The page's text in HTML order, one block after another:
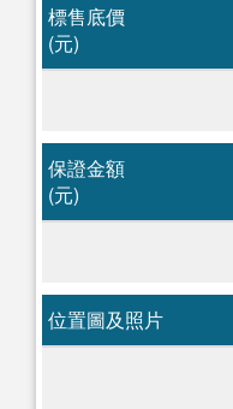
標售底價
(元)
保證金額
(元)
位置圖及照片